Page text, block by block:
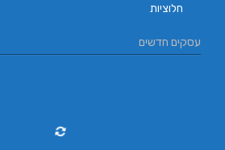
חלוציות
עסקים חדשים